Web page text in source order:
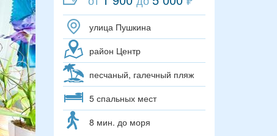
улица Пушкина
район Центр
песчаный, галечный пляж
5 спальных мест
8 мин. до моря